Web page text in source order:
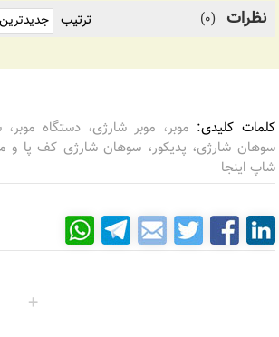
نظرات (0) ترتیب
کلمات کلیدی: موبر، موبر شارژی، دستگاه
شاپ اینجا
خدمات بازاریابی